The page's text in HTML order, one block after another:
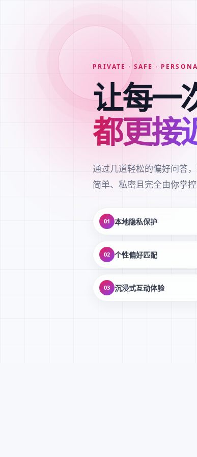
PRIVATE · SAFE ·
让每一
都更接
通过几道轻松的偏好问答
简单、私密且完全由你掌控
01 本地隐私保护
02 个性偏好匹配
03 沉浸式互动体验